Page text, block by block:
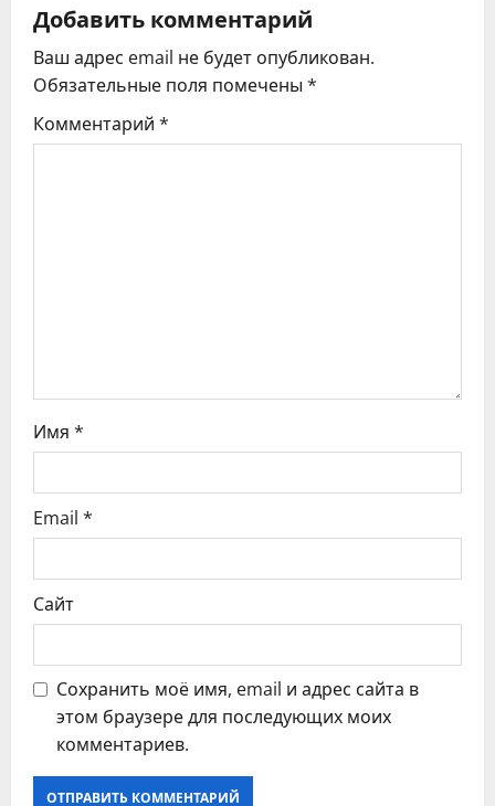
ц
и
я
и
с
я
м
Добавить комментарий
Ваш адрес email не будет опубликован.
Обязательные поля помечены *
Комментарий *
Имя *
Email *
Сайт
Сохранить моё имя, email и адрес сайта в
этом браузере для последующих моих
комментариев.